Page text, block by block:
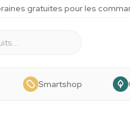
gratuites pour les
Smartshop